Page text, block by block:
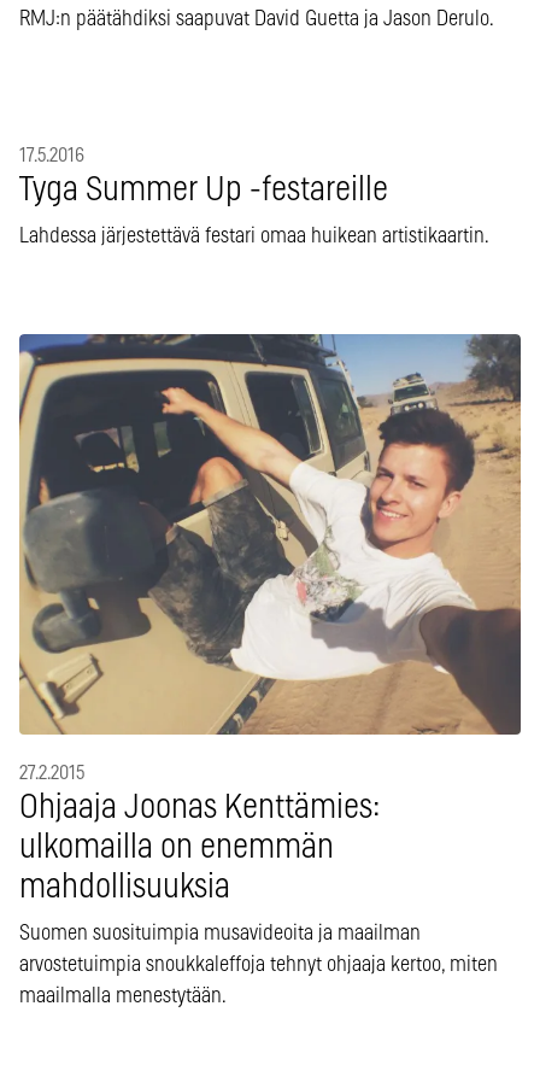
RMJ:n päätähdiksi saapuvat David Guetta ja Jason Derulo.
17.5.2016
Tyga Summer Up -festareille
Lahdessa järjestettävä festari omaa huikean artistikaartin.
27.2.2015
Ohjaaja Joonas Kenttämies:
ulkomailla on enemmän
mahdollisuuksia
Suomen suosituimpia musavideoita ja maailman
arvostetuimpia snoukkaleffoja tehnyt ohjaaja kertoo, miten
maailmalla menestytään.